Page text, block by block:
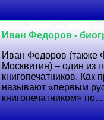
Иван Федоров -
Иван Федоров (также
Москвитин) – один из
книгопечатников. Как
называют «первым
книгопечатником» по...